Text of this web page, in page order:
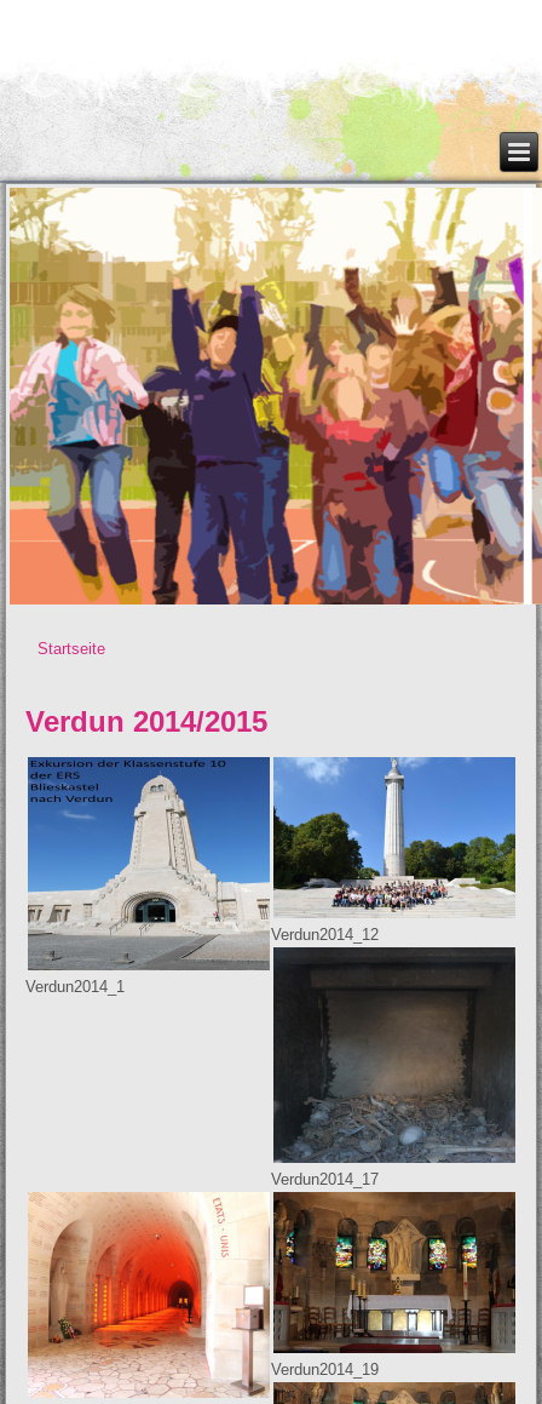
Startseite
Verdun 2014/2015
Verdun2014_1
Verdun2014_12
Verdun2014_17
Verdun2014_19